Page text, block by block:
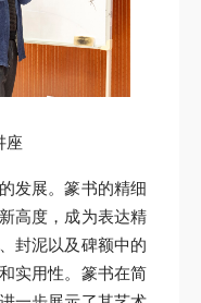
座
发展。篆书的精细
高度，成为表达精
封泥以及碑额中的
实用性。篆书在简